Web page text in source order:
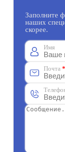
Заполните
наших
скорее.
Имя
Почта *